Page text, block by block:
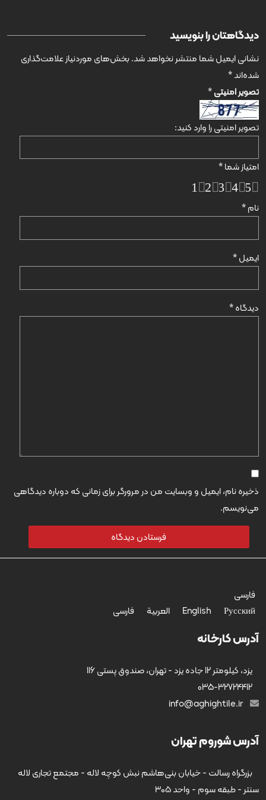
دیدگاهتان را بنویسید
نشانی ایمیل شما منتشر نخواهد شد.بخش‌های موردنیاز علامت‌گذاری
شده‌اند*
دیدگاه*
نام*
ایمیل*
ذخیره نام، ایمیل و وبسایت من در مرورگر برای زمانی که دوباره دیدگاهی
می‌نویسم.
تصویر امنیتی*
تصویر امنیتی را وارد کنید:
امتیاز شما*
5
4
3
2
1
فارسی
English
Русский العربية فارسی
آدرس کارخانه
یزد، کیلومتر 12 جاده یزد - تهران، صندوق پستی 116
آدرس شوروم تهران
بزرگراه رسالت - خیابان بنی‌هاشم نبش کوچه لاله - مجتمع تجاری لاله
سنتر - طبقه سوم - واحد ۳۰۵